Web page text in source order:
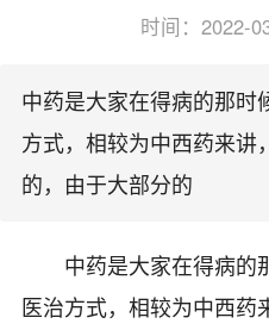
时间：2022-
中药是大家在得病的那时
方式，相较为中西药来讲
的，由于大部分的
中药是大家在得病的
医治方式，相较为中西药